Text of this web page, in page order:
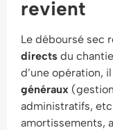
revient
Le déboursé sec
directs du
d’une opération,
généraux
administratifs,
amortissements,